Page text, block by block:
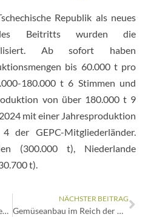
Republik als neues
Beitritts wurden die
Ab sofort haben
bis 60.000 t pro
180.000 t 6 Stimmen und
von über 180.000 t 9
mit einer Jahresproduktion
GEPC-Mitgliederländer.
(300.000 t), Niederlande
t).
Trickreiche Pilze: Bisher unentdeckte Pilzart manipuliert Spinnen
NÄCHSTER BEITRAG
Gemüseanbau im Reich der Mitte